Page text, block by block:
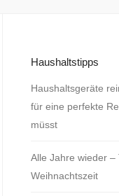
Haushaltstipps
Haushaltsgeräte
für eine perfekte
müsst
Alle Jahre wieder –
Weihnachtszeit